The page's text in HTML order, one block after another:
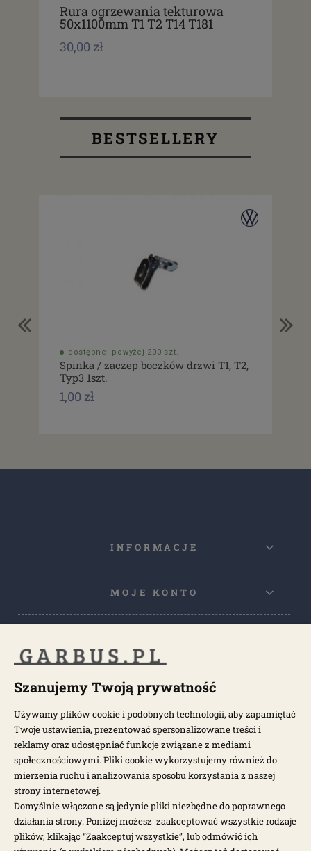
Rura ogrzewania tekturowa
50x1100mm T1 T2 T14 T181
30,00 zł
BESTSELLERY
dostępne: powyżej 200 szt.
Spinka / zaczep boczków drzwi T1, T2,
Typ3 1szt.
1,00 zł
INFORMACJE
MOJE KONTO
POPULARNE MODELE
NEWSLETTER
Otrzymuj najnowsze wiadomości i oferty bezpośrednio na swoją
pocztę.
ZAPISZ SIĘ >
Szanujemy Twoją prywatność
Używamy plików cookie i podobnych technologii, aby zapamiętać
Twoje ustawienia, prezentować spersonalizowane treści i
reklamy oraz udostępniać funkcje związane z mediami
społecznościowymi. Pliki cookie wykorzystujemy również do
mierzenia ruchu i analizowania sposobu korzystania z naszej
strony internetowej.
Domyślnie włączone są jedynie pliki niezbędne do poprawnego
działania strony. Poniżej możesz zaakceptować wszystkie rodzaje
plików, klikając “Zaakceptuj wszystkie”, lub odmówić ich